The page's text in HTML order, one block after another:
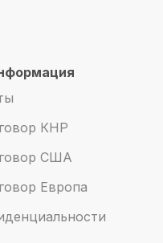
КНР
США
Европа